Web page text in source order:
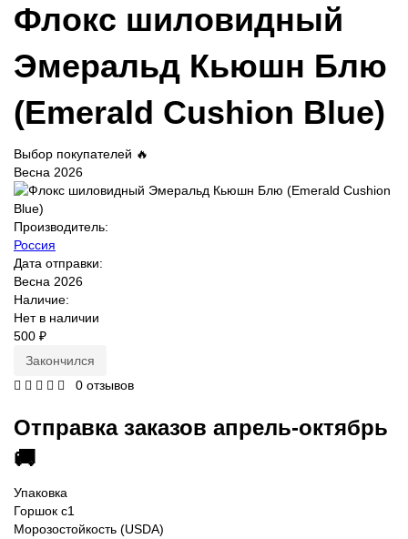
Флокс шиловидный
Эмеральд Кьюшн Блю
(Emerald Cushion Blue)
Выбор покупателей 🔥
Весна 2026
Производитель:
Россия
Дата отправки:
Весна 2026
Наличие:
Нет в наличии
500 ₽
Закончился
0 отзывов
Отправка заказов апрель-октябрь
🚚
Упаковка
Горшок с1
Морозостойкость (USDA)